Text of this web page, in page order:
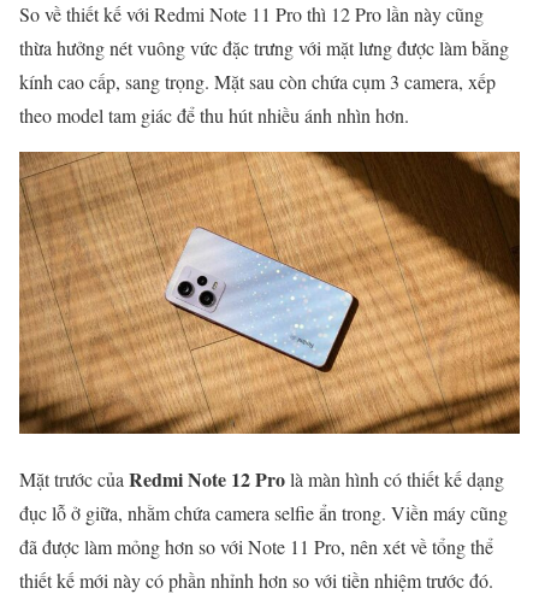
So về thiết kế với Redmi Note 11 Pro thì 12 Pro lần này cũng
thừa hưởng nét vuông vức đặc trưng với mặt lưng được làm bằng
kính cao cấp, sang trọng. Mặt sau còn chứa cụm 3 camera, xếp
theo model tam giác để thu hút nhiều ánh nhìn hơn.
Mặt trước củaRedmi Note 12 Prolà màn hình có thiết kế dạng
đục lỗ ở giữa, nhằm chứa camera selfie ẩn trong. Viền máy cũng
đã được làm mỏng hơn so với Note 11 Pro, nên xét về tổng thể
thiết kế mới này có phần nhỉnh hơn so với tiền nhiệm trước đó.